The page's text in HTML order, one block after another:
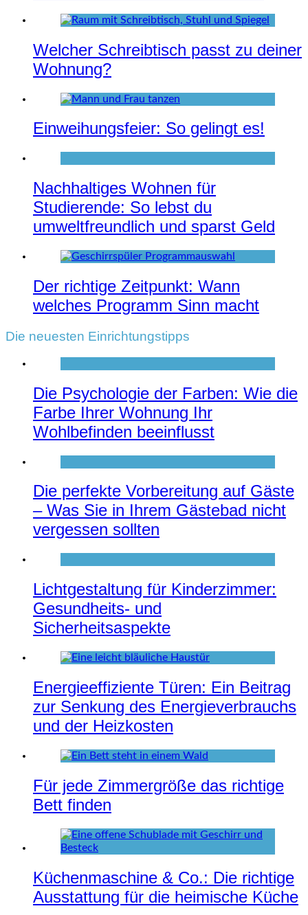
Welcher Schreibtisch passt zu deiner
Wohnung?
Einweihungsfeier: So gelingt es!
Nachhaltiges Wohnen für
Studierende: So lebst du
umweltfreundlich und sparst Geld
Der richtige Zeitpunkt: Wann
welches Programm Sinn macht
Die neuesten Einrichtungstipps
Die Psychologie der Farben: Wie die
Farbe Ihrer Wohnung Ihr
Wohlbefinden beeinflusst
Die perfekte Vorbereitung auf Gäste
– Was Sie in Ihrem Gästebad nicht
vergessen sollten
Lichtgestaltung für Kinderzimmer:
Gesundheits- und
Sicherheitsaspekte
Energieeffiziente Türen: Ein Beitrag
zur Senkung des Energieverbrauchs
und der Heizkosten
Für jede Zimmergröße das richtige
Bett finden
Küchenmaschine & Co.: Die richtige
Ausstattung für die heimische Küche